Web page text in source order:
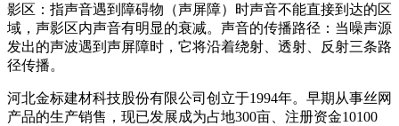
影区：指声音遇到障碍物（声屏障）时声音不能直接到达的区
域，声影区内声音有明显的衰减。声音的传播路径：当噪声源
发出的声波遇到声屏障时，它将沿着绕射、透射、反射三条路
径传播。
河北金标建材科技股份有限公司创立于1994年。早期从事丝网
产品的生产销售，现已发展成为占地300亩、注册资金10100